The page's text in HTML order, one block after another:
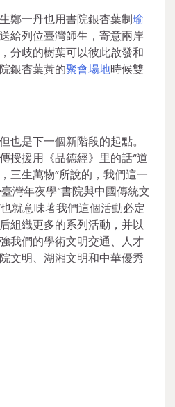
鄭一丹也用書院銀杏葉制瑜
給列位臺灣師生，寄意兩岸
分歧的樹葉可以彼此啟發和
銀杏葉黃的聚會場地時候雙
也是下一個新階段的起點。
授援用《品德經》里的話“道
三生萬物”所說的，我們這一
灣年夜學“書院與中國傳統文
就意味著我們這個活動必定
組織更多的系列活動，并以
我們的學術文明交通、人才
文明、湖湘文明和中華優秀